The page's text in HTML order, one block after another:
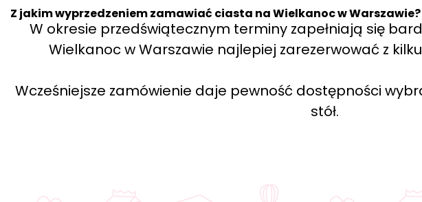
Z jakim wyprzedzeniem zamawiać ciasta na Wielkanoc w Warszawie?
W okresie przedświątecznym terminy zapełniają się
Wielkanoc w Warszawie najlepiej zarezerwować z
Wcześniejsze zamówienie daje pewność dostępności
stół.